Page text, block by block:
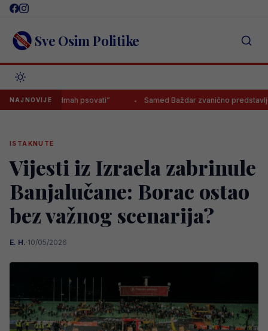
Skip
content Sve Osim Politike
NAJNOVIJE
odmah psovati” Samed Baždar zvanično predstavljen u
ISTAKNUTE
Vijesti iz Izraela zabrinule
Banjalučane: Borac ostao
bez važnog scenarija?
E. H.·10/05/2026